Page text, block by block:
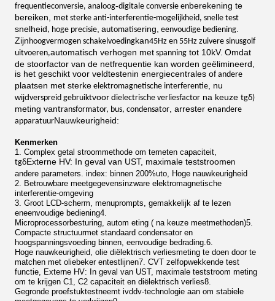
frequentieconversie, analoog-digitale conversie enberekening te
bereiken, met sterke anti-interferentie-mogelijkheid, snelle test
snelheid, hoge precisie automatisering, eenvoudige bediening
Zijnhoogvermogen schakelvoedingkan45Hz en 55Hz zuivere sinusgolf
uitvoeren,automatisch verhogen met spanning tot 10kV. Omdat
de stoorfactor van de netfrequentie kan worden geëlimineerd,
is het geschikt voor veldtestenin energiecentrales of andere
plaatsen met sterke elektromagnetische interferentie nu
wijdverspreid gebruiktvoordielectrische verliesfactor na keuze tgδ)
meting vantransformator, bus, condensator , arrester enandere
apparatuurNauwkeurigheid:
Kenmerken
1. Complex getal stroommethode om temeten capaciteit,
tgδExterne HV: In geval van UST, maximale teststroomen
andere parameters. index: binnen 200%uto, Hoge nauwkeurigheid
2. Betrouwbare meetgegevensinzware elektromagnetische
interferentie-omgeving
3. Groot LCD-scherm, menuprompts, gemakkelijk af te lezen
eneenvoudige bediening4.
Microprocessorbesturing, autom eting ( na keuze meetmethoden)5.
Compacte structuurmet standaard condensator en
hoogspanningsvoeding binnen, eenvoudige bedrading.6.
Hoge nauwkeurigheid, olie diëlektrisch verliesmeting te doen door te
matchen met oliebeker entestlijnen7. CVT zelfopwekkende test
functie, Externe HV: In geval van UST, maximale teststroom meting
om te krijgen C1, C2 capaciteit en diëlektrisch verlies8.
Gegronde proefstuktestneemt ivddv-technologie aan om stabiele